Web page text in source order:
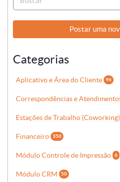
Postar uma
Categorias
Aplicativo e Área do Cliente 96
Correspondências e
Estações de Trabalho (Coworking)
Financeiro 350
Módulo Controle de Impressão 6
Módulo CRM 50